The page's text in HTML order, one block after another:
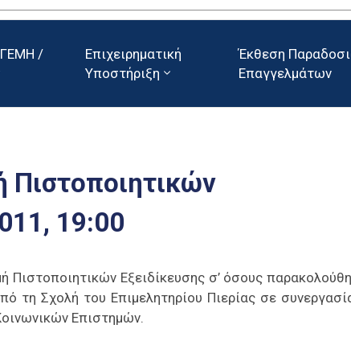
ΓΕΜΗ /
Επιχειρηματική
Υποστήριξη
Έκθεση
Επαγγελμάτων
19:00
Πιστοποιητικών Εξειδίκευσης σ’ όσους
τη Σχολή του Επιμελητηρίου Πιερίας σε
Επιστημών.